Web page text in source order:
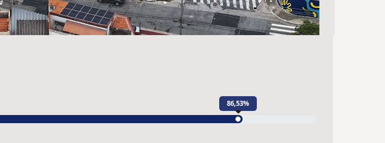
86,53%